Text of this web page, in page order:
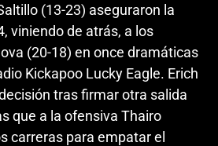
(13-23) aseguraron la
viniendo de atrás, a los
(20-18) en once dramáticas
Kickapoo Lucky Eagle. Erich
tras firmar otra salida
que a la ofensiva Thairo
carreras para empatar el